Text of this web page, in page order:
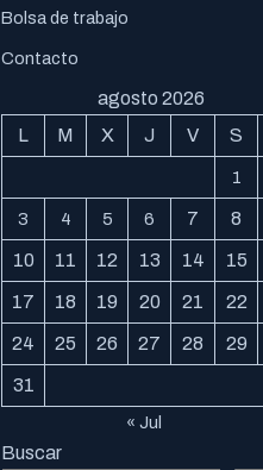
Bolsa de trabajo
Contacto
agosto 2026
L
M X J V S
1
3 4 5 6 7 8
10 11 12 13 14 15
17 18 19 20 21 22
24 25 26 27 28 29
31
« Jul
Buscar